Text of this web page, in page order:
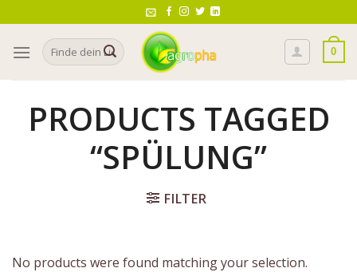
to
contentSearch
for:
0
PRODUCTS TAGGED
“SPÜLUNG”
FILTER
No products were found matching your selection.